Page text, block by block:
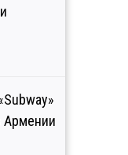
Армении